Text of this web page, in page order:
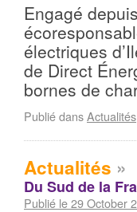
Engagé
électriques
de Direct
bornes de
Publié dansActualités
Actualités »
Du Sud de la
Publié le 29 October